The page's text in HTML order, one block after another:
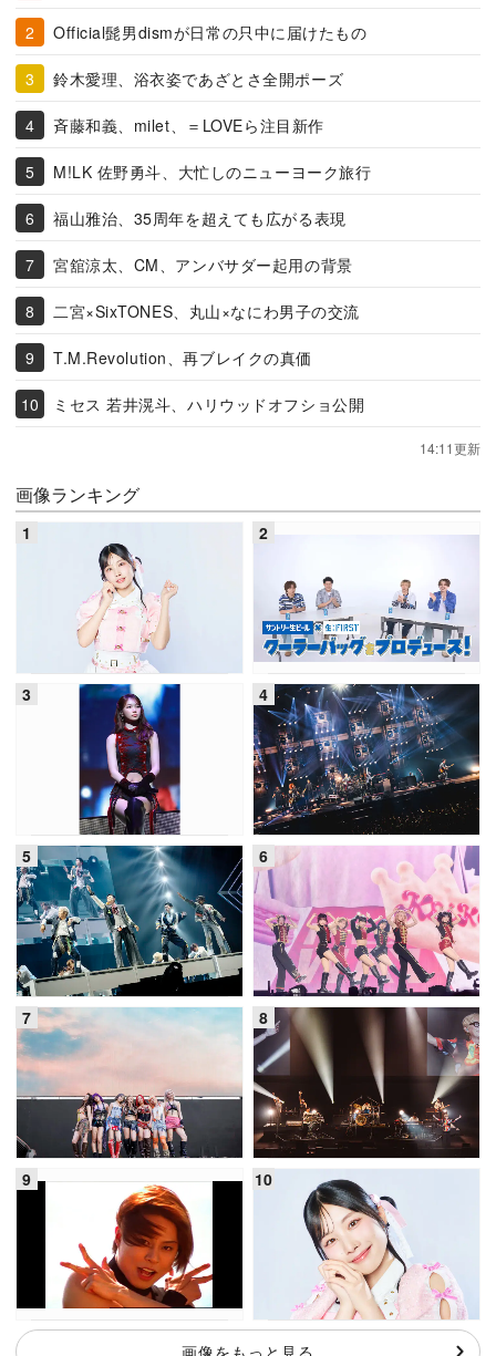
Official髭男dismが日常の只中に届けたもの
鈴木愛理、浴衣姿であざとさ全開ポーズ
斉藤和義、milet、＝LOVEら注目新作
M!LK 佐野勇斗、大忙しのニューヨーク旅行
福山雅治、35周年を超えても広がる表現
宮舘涼太、CM、アンバサダー起用の背景
二宮×SixTONES、丸山×なにわ男子の交流
T.M.Revolution、再ブレイクの真価
ミセス 若井滉斗、ハリウッドオフショ公開
14:11更新
画像ランキング
画像をもっと見る